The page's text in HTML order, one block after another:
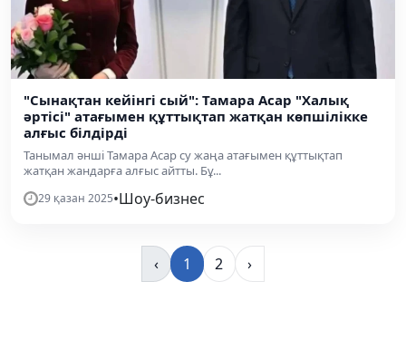
"Сынақтан кейінгі сый": Тамара Асар "Халық
әртісі" атағымен құттықтап жатқан көпшілікке
алғыс білдірді
Танымал әнші Тамара Асар су жаңа атағымен құттықтап
жатқан жандарға алғыс айтты. Бұ...
29 қазан 2025•Шоу-бизнес
‹ 1 2 ›